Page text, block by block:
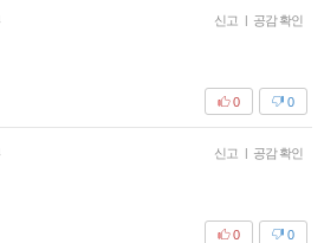
신고 | 공감 확인
0
0
신고 | 공감 확인
0
0